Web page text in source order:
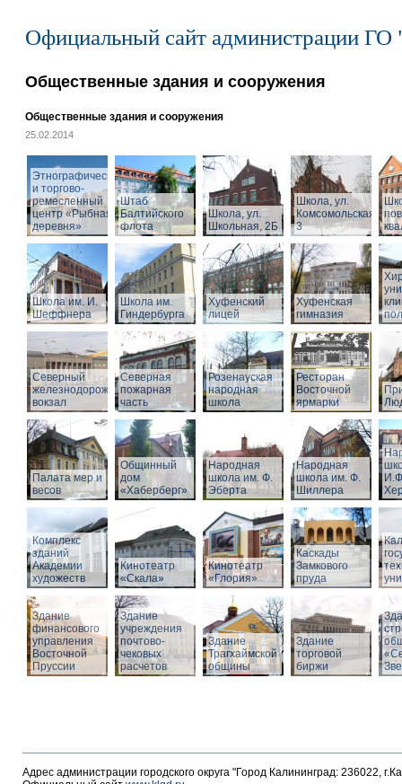
Официальный сайт администрации ГО
Общественные здания и сооружения
Общественные здания и сооружения
25.02.2014
Этнографический
и торгово-
ремесленный
центр «Рыбная
деревня»
Штаб
Балтийского
флота
Школа, ул.
Школьная, 2Б
Школа, ул.
Комсомольская,
3
Школа им. И.
Шеффнера
Школа им.
Гиндербурга
Хуфенский
лицей
Хуфенская
гимназия
Северный
железнодорожный
вокзал
Северная
пожарная
часть
Розенауская
народная
школа
Ресторан
Восточной
ярмарки
Палата мер и
весов
Общинный
дом
«Хаберберг»
Народная
школа им. Ф.
Эберта
Народная
школа им. Ф.
Шиллера
Комплекс
зданий
Академии
художеств
Кинотеатр
«Скала»
Кинотеатр
«Глория»
Каскады
Замкового
пруда
Здание
финансового
управления
Восточной
Пруссии
Здание
учреждения
почтово-
чековых
расчетов
Здание
Трагхаймской
общины
Здание
торговой
биржи
Адрес администрации городского округа "Город Калининград: 236022,